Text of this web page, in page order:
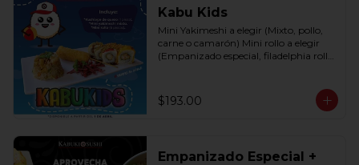
Kabu Kids
Mini Yakimeshi a elegir (Mixto, pollo,
carne o camarón) Mini rollo a elegir
(Empanizado especial, filadelphia roll,
$193.00
Empanizado Especial +